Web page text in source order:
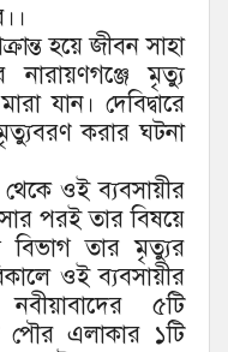
হয়ে জীবন সাহা
মৃত্যু
যান। দেবিদ্বারে
করার ঘটনা
ওই ব্যবসায়ীর
পরই তার বিষয়ে
বিভাগ তার মৃত্যুর
ওই ব্যবসায়ীর
নবীয়াবাদের ৫টি
পৌর এলাকার ১টি